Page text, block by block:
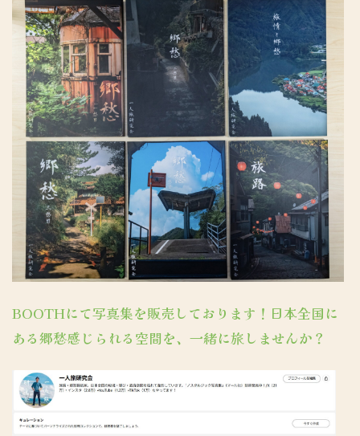
BOOTHにて写真集を販売しております！日本全国に
ある郷愁感じられる空間を、一緒に旅しませんか？